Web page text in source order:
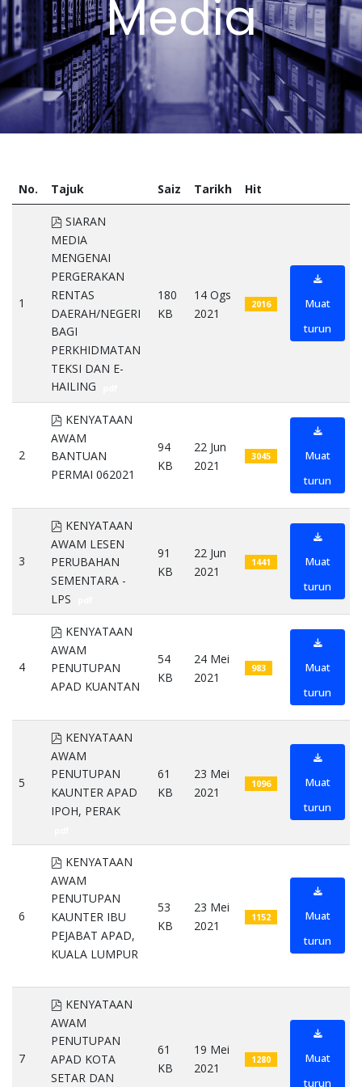
Media
No. Tajuk Saiz Tarikh Hit
1
pdf
SIARAN
MEDIA
MENGENAI
PERGERAKAN
RENTAS
DAERAH/NEGERI
BAGI
PERKHIDMATAN
TEKSI DAN E-
HAILING
180
KB
14 Ogs
2021
2016
Muat
turun
2
pdf
KENYATAAN
AWAM
BANTUAN
PERMAI 062021
94
KB
22 Jun
2021
3045
Muat
turun
3
pdf
KENYATAAN
AWAM LESEN
PERUBAHAN
SEMENTARA -
LPS
91
KB
22 Jun
2021
1441
Muat
turun
4
pdf
KENYATAAN
AWAM
PENUTUPAN
APAD KUANTAN
54
KB
24 Mei
2021
983
Muat
turun
5
pdf
KENYATAAN
AWAM
PENUTUPAN
KAUNTER APAD
IPOH, PERAK
61
KB
23 Mei
2021
1096
Muat
turun
6
pdf
KENYATAAN
AWAM
PENUTUPAN
KAUNTER IBU
PEJABAT APAD,
KUALA LUMPUR
53
KB
23 Mei
2021
1152
Muat
turun
7
pdf
KENYATAAN
AWAM
PENUTUPAN
APAD KOTA
SETAR DAN
61
KB
19 Mei
2021
1280
Muat
turun